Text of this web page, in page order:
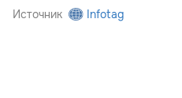
Источник Infotag